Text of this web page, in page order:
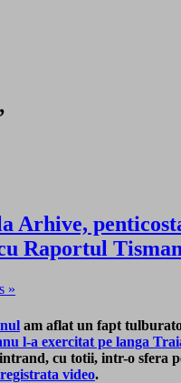
Arhive,
Raportul
»
am aflat un fapt
l-a exercitat pe langa
cu totii, intr-o sfera
video.